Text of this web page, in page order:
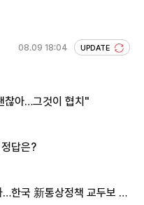
08.09 18:04 UPDATE
찮아…그것이 협치"
답은?
한국 新통상정책 교두보 활